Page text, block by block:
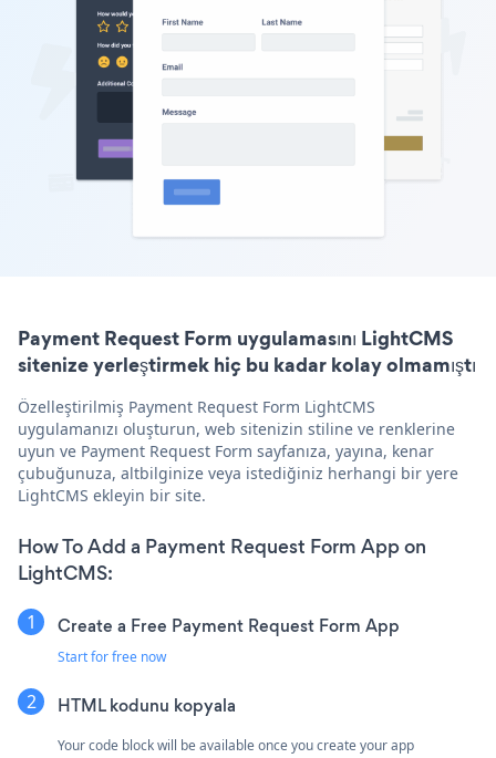
Payment Request Form uygulamasını LightCMS
sitenize yerleştirmek hiç bu kadar kolay olmamıştı
Özelleştirilmiş Payment Request Form LightCMS
uygulamanızı oluşturun, web sitenizin stiline ve renklerine
uyun ve Payment Request Form sayfanıza, yayına, kenar
çubuğunuza, altbilginize veya istediğiniz herhangi bir yere
LightCMS ekleyin bir site.
How To Add a Payment Request Form App on
LightCMS:
Create a Free Payment Request Form App
Start for free now
HTML kodunu kopyala
Your code block will be available once you create your app